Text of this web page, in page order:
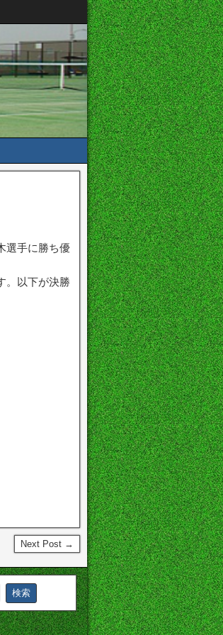
選手に勝ち優
。以下が決勝
Next Post →